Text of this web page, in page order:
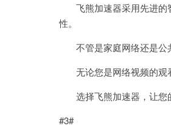
飞熊加速器采用先进的
性。
不管是家庭网络还是公
无论您是网络视频的观
选择飞熊加速器，让您
#3#